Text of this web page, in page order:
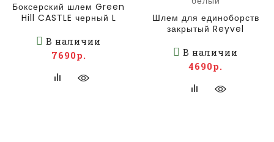
Боксерский шлем Green
Hill CASTLE черный L
В наличии
7690р.
Шлем для единоборств
закрытый Reyvel
В наличии
4690р.